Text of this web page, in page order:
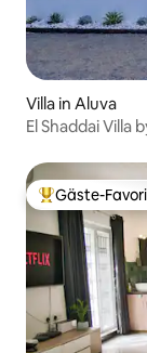
Villa in Aluva
El Shaddai Villa
Beliebter
Gäste-